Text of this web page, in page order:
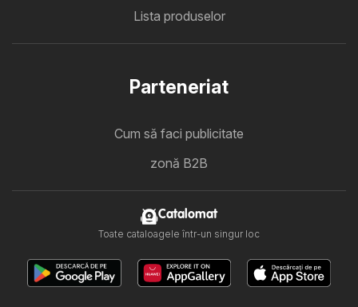
Lista produselor
Parteneriat
Cum să faci publicitate
zonă B2B
Catalomat
Toate cataloagele într-un singur loc